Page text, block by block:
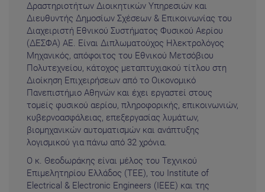
Δραστηριοτήτων Διοικητικών Υπηρεσιών και
Διευθυντής Δημοσίων Σχέσεων & Επικοινωνίας του
Διαχειριστή Εθνικού Συστήματος Φυσικού Αερίου
(ΔΕΣΦΑ) ΑΕ. Είναι Διπλωματούχος Ηλεκτρολόγος
Μηχανικός, απόφοιτος του Εθνικού Μετσόβιου
Πολυτεχνείου, κάτοχος μεταπτυχιακού τίτλου στη
Διοίκηση Επιχειρήσεων από το Οικονομικό
Πανεπιστήμιο Αθηνών και έχει εργαστεί στους
τομείς φυσικού αερίου, πληροφορικής, επικοινωνιών,
κυβερνοασφάλειας, επεξεργασίας λυμάτων,
βιομηχανικών αυτοματισμών και ανάπτυξης
λογισμικού για πάνω από 32 χρόνια.
Ο κ. Θεοδωράκης είναι μέλος του Τεχνικού
Επιμελητηρίου Ελλάδος (ΤΕΕ), του Institute of
Electrical & Electronic Engineers (ΙΕΕΕ) και της